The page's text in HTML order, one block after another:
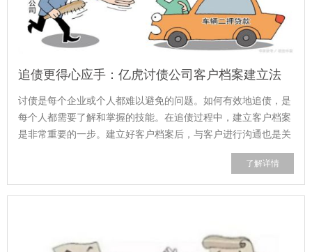
追债更得心应手：亿虎讨债公司客户档案建立法
讨债是每个企业或个人都难以避免的问题。如何有效地追债，是
每个人都需要了解和掌握的技能。在追债过程中，建立客户档案
是非常重要的一步。建立好客户档案后，与客户进行沟通也是关
了解详情